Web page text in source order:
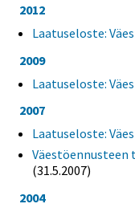
2012
Laatuseloste:
2009
Laatuseloste:
2007
Laatuseloste:
(31.5.2007)
2004